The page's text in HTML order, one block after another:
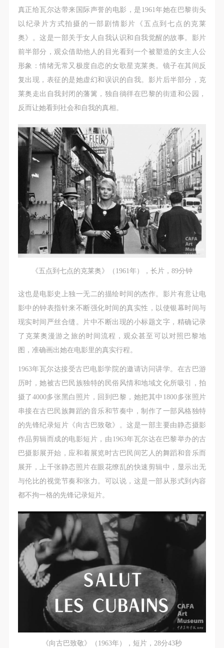
真正给瓦尔达带来国际声誉的电影，是1961年她在巴黎街头
以纪录片方式拍摄的一部剧情影片《五点到七点的克莱
奥》。这是一部关于女人自我认识和自我觉醒的故事。影片
前半部分，观众借助他人的目光看到一个被塑造的女主人公
形象：情绪无常又极度自恋的女歌星克莱奥。镜子在其间反
复出现，表征的是她虚幻和误识的自我。影片后半部分，克
莱奥走出自我封闭的藩篱，独自徜徉在巴黎的街道和公园，
反而让她看到社会和自我的真相。
《五点到七点的克莱奥》（1961年），长片，89分钟
这也是电影史上独一无二的描绘时间的杰作。影片有意让电
影中的钟表指针来不断强化时间的真实性，以使银幕时间与
现实时间严丝合缝。片中不断出现的小标题文字，精确记录
了克莱奥漫游之旅的时间流程，观众甚至可以对照巴黎地
图，准确画出她在电影里的真实行程。
1963年瓦尔达接受古巴电影学院的邀请访问讲学。在古巴游
历时，她被古巴民族独特的民俗风情和地域文化所吸引，拍
摄了4000多张黑白照片，回到巴黎，她把其中1800多张照片
串接在古巴民族舞蹈的音乐和节奏中，制作了一部风格独特
的先锋纪录短片《向古巴致敬》。这是一部主要由静态摄影
作品剪辑而成的电影短片，由1963年瓦尔达在巴黎举办的古
巴摄影展开始，应和着展览时古巴民间艺人的舞蹈和音乐而
展开，上千张静态照片在眼花缭乱的快速剪辑中，显示出无
与伦比的视觉节奏和张力。可以说，这是一部从形式到内容
都不拘一格的先锋记录短片。
《向古巴致敬》（1963年），短片，28分43秒